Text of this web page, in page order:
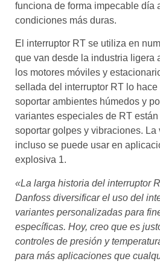
funciona de forma impecable día
condiciones más duras.
El interruptor RT se utiliza en
que van desde la industria ligera
los motores móviles y
sellada del interruptor RT lo
soportar ambientes húmedos y
variantes especiales de RT
soportar golpes y vibraciones. La
incluso se puede usar en
explosiva 1.
«La larga historia del interruptor
Danfoss diversificar el uso del
variantes personalizadas para
específicas. Hoy, creo que es
controles de presión y
para más aplicaciones que